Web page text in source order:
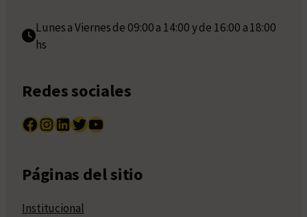
Lunes a Viernes de 09:00 a 14:00 y de 16:00 a 18:00
hs
Redes sociales
Facebook InstagramLinkedIn Twitter YouTube
Páginas del sitio
Institucional